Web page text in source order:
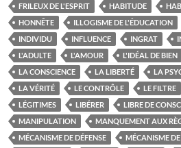
FRILEUX DE L'ESPRIT
HABITUDE
HONNÊTE
ILLOGISME DE L'ÉDUCATION
INDIVIDU
INFLUENCE INGRAT
L'ADULTE
L'AMOUR L'IDÉAL DE BIEN
LA CONSCIENCE
LA LIBERTÉ
LA
LA VÉRITÉ
LE CONTRÔLE LE FILTRE
LÉGITIMES
LIBÉRER LIBRE DE
MANIPULATION
MANQUEMENT AUX
MÉCANISME DE DÉFENSE
MÉCANISME